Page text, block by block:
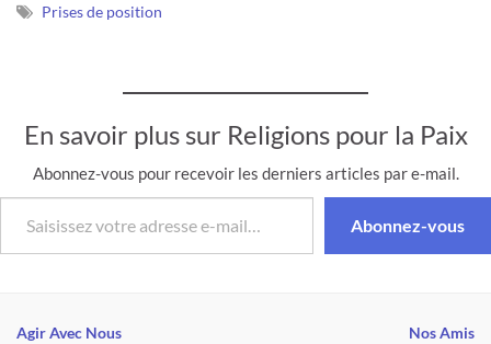
Update”) N° 13 - 22 juin
ROUTE SON RESEAU
manifestation tenue le 19
juin au siège de la
Fondation Ford à…
Prises de position
En savoir plus sur Religions pour la Paix
Abonnez-vous pour recevoir les derniers articles par e-mail.
Saisissez votre adresse e-mail…
Abonnez-vous
Agir Avec Nous Nos Amis